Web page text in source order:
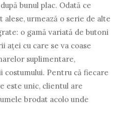
bunul plac. Odată ce
alese, urmează o serie de alte
o gamă variată de butoni
aţei cu care se va coase
suplimentare,
costumului. Pentru că fiecare
este unic, clientul are
brodat acolo unde